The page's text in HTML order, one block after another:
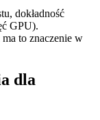
dokładność
GPU).
to znaczenie w
dla